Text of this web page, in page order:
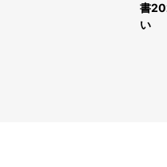
書
い